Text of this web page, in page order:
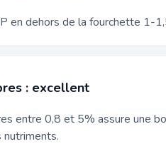
en dehors de la fourchette 1-
: excellent
entre 0,8 et 5% assure une